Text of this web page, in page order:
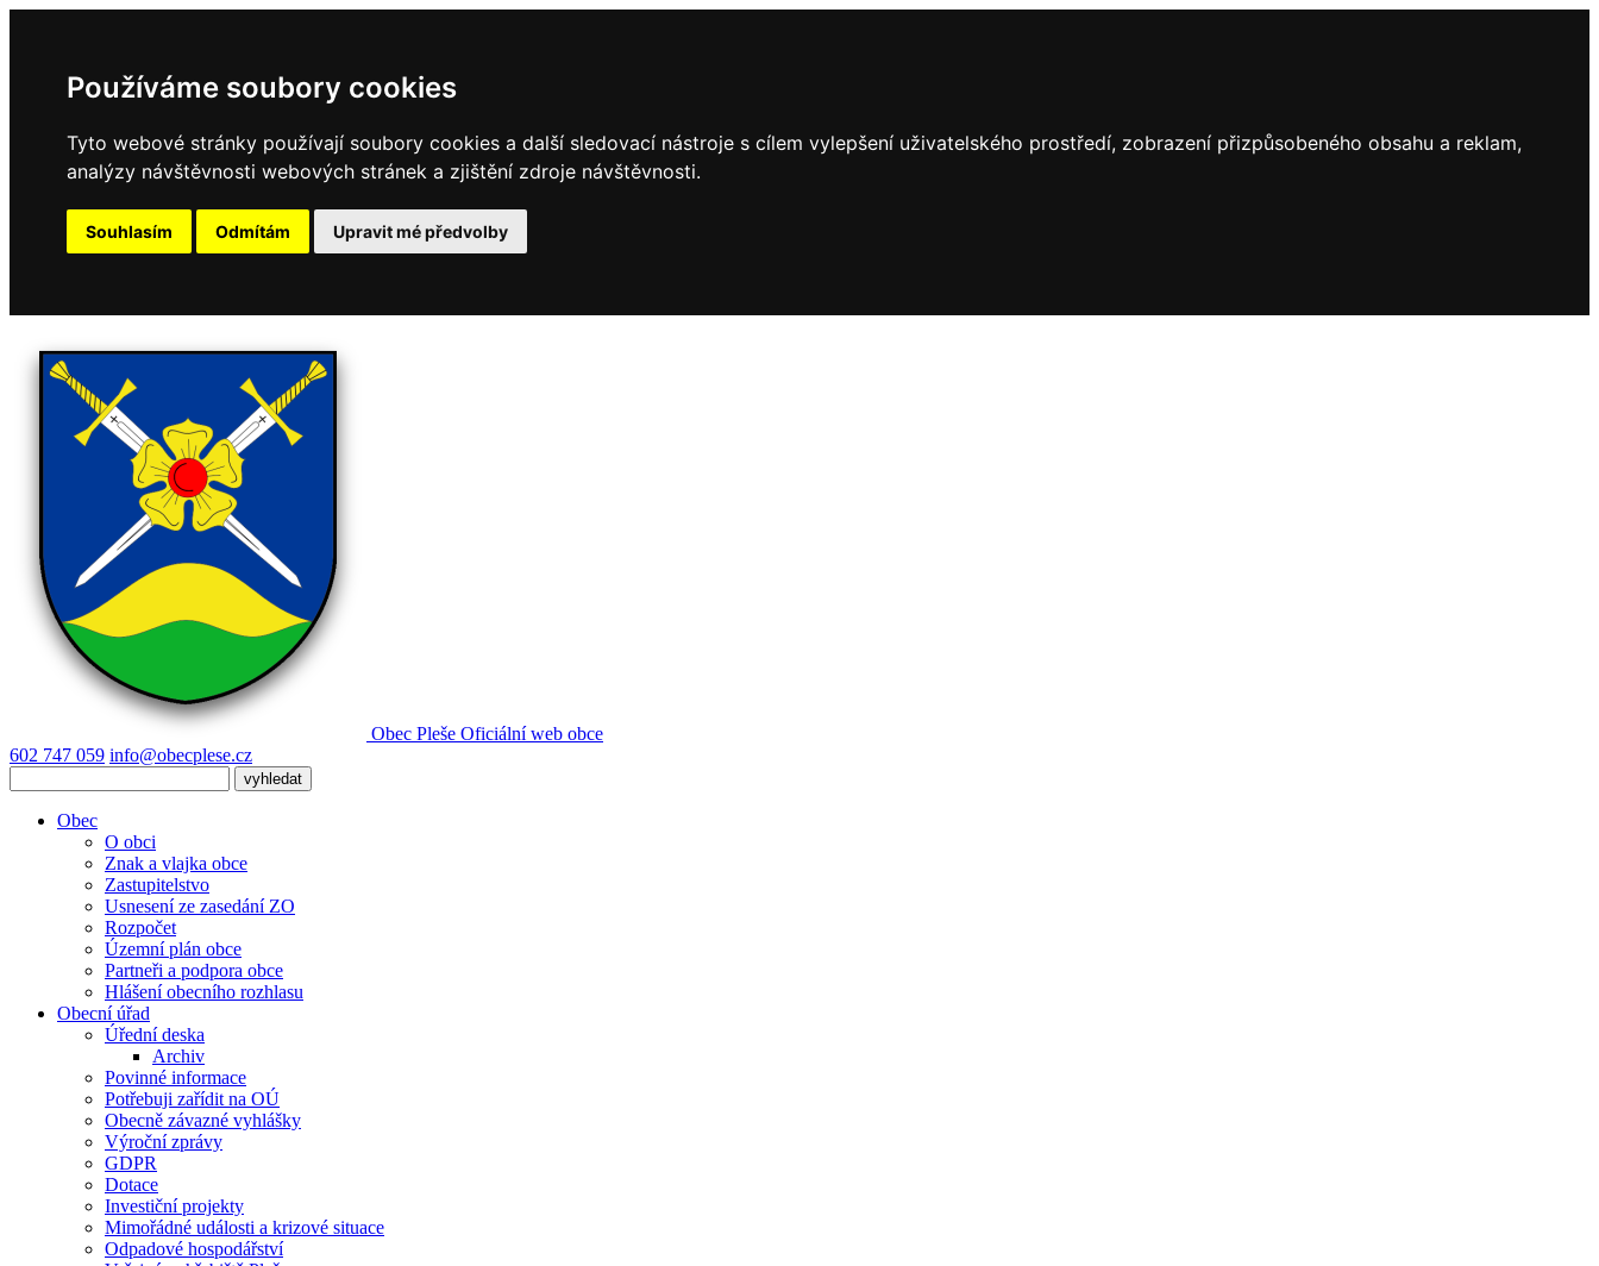
Používáme soubory cookies
Tyto webové stránky používají soubory cookies a další sledovací nástroje s cílem vylepšení uživatelského prostředí, zobrazení přizpůsobeného obsahu a reklam,
analýzy návštěvnosti webových stránek a zjištění zdroje návštěvnosti.
Souhlasím Odmítám Upravit mé předvolby
Obec Pleše Oficiální web obce
602 747 059 info@obecplese.cz
Obec
O obci
Znak a vlajka obce
Zastupitelstvo
Usnesení ze zasedání ZO
Rozpočet
Územní plán obce
Partneři a podpora obce
Hlášení obecního rozhlasu
Obecní úřad
Úřední deska
Archiv
Povinné informace
Potřebuji zařídit na OÚ
Obecně závazné vyhlášky
Výroční zprávy
GDPR
Dotace
Investiční projekty
Mimořádné události a krizové situace
Odpadové hospodářství